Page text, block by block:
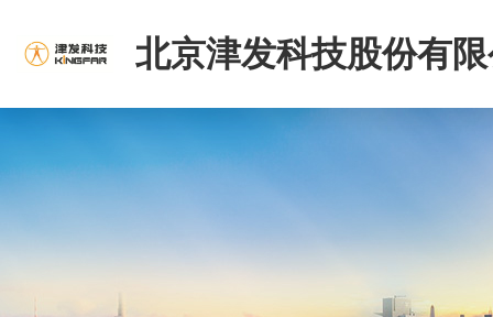
北京津发科技股份有